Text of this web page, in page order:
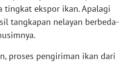
tingkat ekspor ikan. Apalagi
tangkapan nelayan berbeda-
proses pengiriman ikan dari